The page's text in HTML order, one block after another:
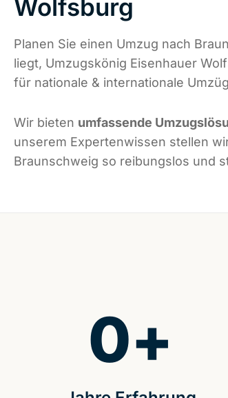
Wolfsburg
Planen Sie einen Umzug nach
liegt, Umzugskönig Eisenhauer
für nationale & internationale
Wir bieten umfassende
unserem Expertenwissen stellen
Braunschweig so reibungslos und
0+